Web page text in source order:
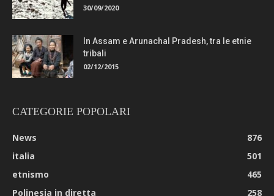
30/09/2020
In Assam e Arunachal Pradesh, tra le etnie
tribali
02/12/2015
CATEGORIE POPOLARI
News
876
italia
501
etnismo
465
Polinesia in diretta
258